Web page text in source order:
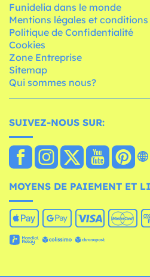
Funidelia dans le monde
Mentions légales et conditions
Politique de Confidentialité
Cookies
Zone Entreprise
Sitemap
Qui sommes nous?
SUIVEZ-NOUS SUR:
MOYENS DE PAIEMENT ET